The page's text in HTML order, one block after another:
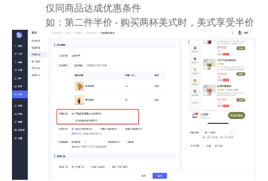
仅同商品达成优惠条件
如：第二件半价 - 购买两杯美式时，美式享受半价